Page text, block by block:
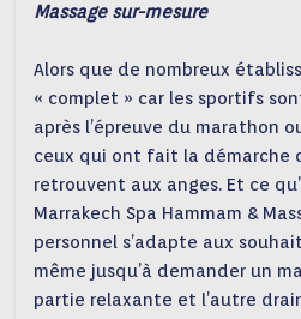
Massage sur-mesure
Alors que de nombreux
« complet » car les sportifs
après l’épreuve du marathon
ceux qui ont fait la démarche
retrouvent aux anges. Et ce
Marrakech Spa Hammam &
personnel s’adapte aux
même jusqu’à demander un
partie relaxante et l’autre